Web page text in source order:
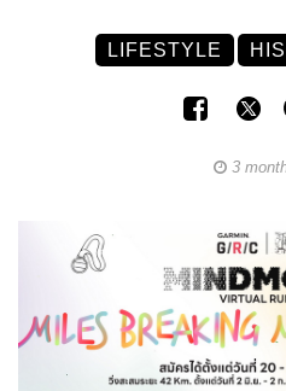
LIFESTYLE
3